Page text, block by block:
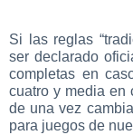
Si las reglas
ser declarado
completas en
cuatro y media en
de una vez
para juegos de